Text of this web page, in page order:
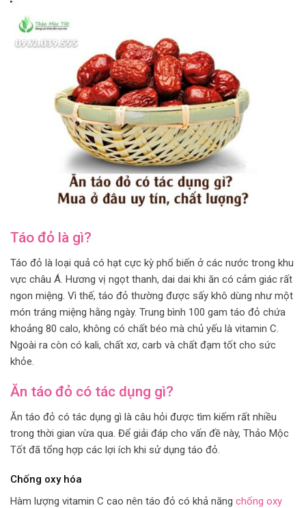
Táo đỏ là gì?
Táo đỏ là loại quả có hạt cực kỳ phổ biến ở các nước trong khu
vực châu Á. Hương vị ngọt thanh, dai dai khi ăn có cảm giác rất
ngon miệng. Vì thế, táo đỏ thường được sấy khô dùng như một
món tráng miệng hằng ngày. Trung bình 100 gam táo đỏ chứa
khoảng 80 calo, không có chất béo mà chủ yếu là vitamin C.
Ngoài ra còn có kali, chất xơ, carb và chất đạm tốt cho sức
khỏe.
Ăn táo đỏ có tác dụng gì?
Ăn táo đỏ có tác dụng gì là câu hỏi được tìm kiếm rất nhiều
trong thời gian vừa qua. Để giải đáp cho vấn đề này, Thảo Mộc
Tốt đã tổng hợp các lợi ích khi sử dụng táo đỏ.
Chống oxy hóa
Hàm lượng vitamin C cao nên táo đỏ có khả năng chống oxy